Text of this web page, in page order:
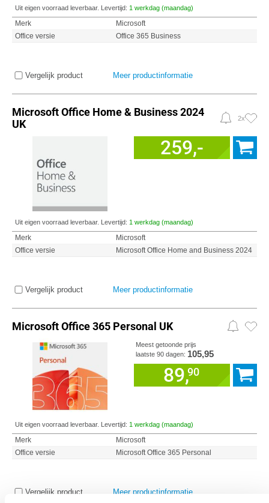
Uit eigen voorraad leverbaar. Levertijd: 1 werkdag (maandag)
Merk
Microsoft
Office versie
Office 365 Business
Vergelijk product Meer productinformatie
Microsoft Office Home & Business 2024
UK
2x
259,-
Uit eigen voorraad leverbaar. Levertijd: 1 werkdag (maandag)
Merk
Microsoft
Office versie
Microsoft Office Home and Business 2024
Vergelijk product Meer productinformatie
Microsoft Office 365 Personal UK
Meest getoonde prijs
laatste 90 dagen: 105,95
89,90
Uit eigen voorraad leverbaar. Levertijd: 1 werkdag (maandag)
Merk
Microsoft
Office versie
Microsoft Office 365 Personal
Vergelijk product Meer productinformatie